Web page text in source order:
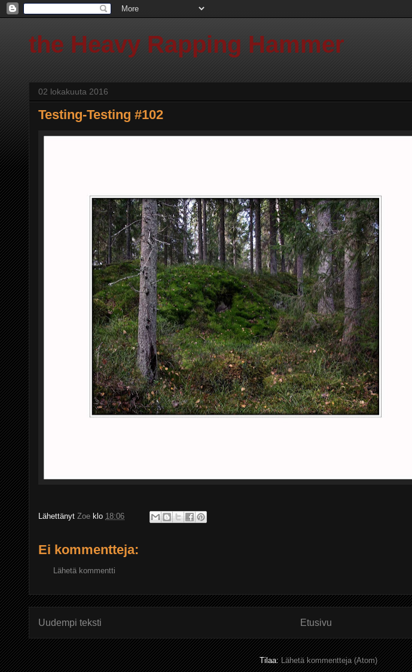
the Heavy Rapping Hammer
02 lokakuuta 2016
Testing-Testing #102
Lähettänyt Zoe klo 18:06
Ei kommentteja:
Lähetä kommentti
Uudempi teksti Etusivu
Tilaa:Lähetä kommentteja (Atom)